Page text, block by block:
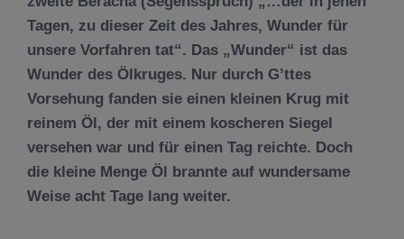
Tagen, zu dieser Zeit des Jahres, Wunder für
unsere Vorfahren tat“. Das „Wunder“ ist das
Wunder des Ölkruges. Nur durch G’ttes
Vorsehung fanden sie einen kleinen Krug mit
reinem Öl, der mit einem koscheren Siegel
versehen war und für einen Tag reichte. Doch
die kleine Menge Öl brannte auf wundersame
Weise acht Tage lang weiter.